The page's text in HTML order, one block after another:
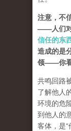
注意，不
——人们对
信任的东
造成的是
领——你看
共鸣回路
了解他人
环境的危
到他人的
客体，是“